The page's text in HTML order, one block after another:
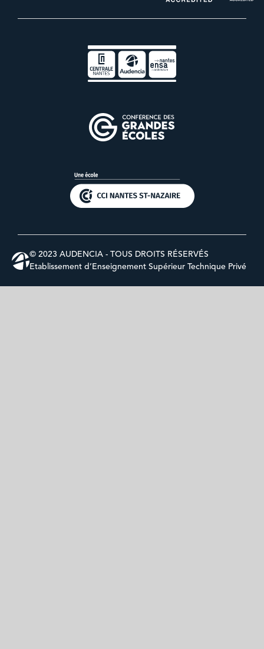
© 2023 AUDENCIA - TOUS DROITS RÉSERVÉS
Etablissement d’Enseignement Supérieur Technique Privé